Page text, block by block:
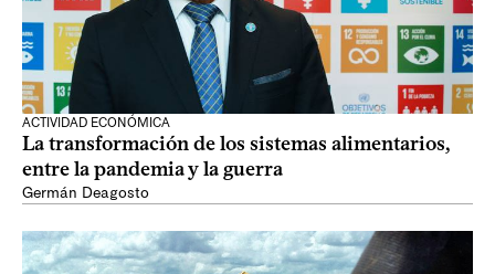
ACTIVIDAD ECONÓMICA
La transformación de los sistemas alimentarios,
entre la pandemia y la guerra
Germán Deagosto